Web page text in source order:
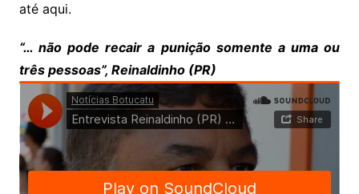
até aqui.
“… não pode recair a punição somente a uma ou
três pessoas”, Reinaldinho (PR)